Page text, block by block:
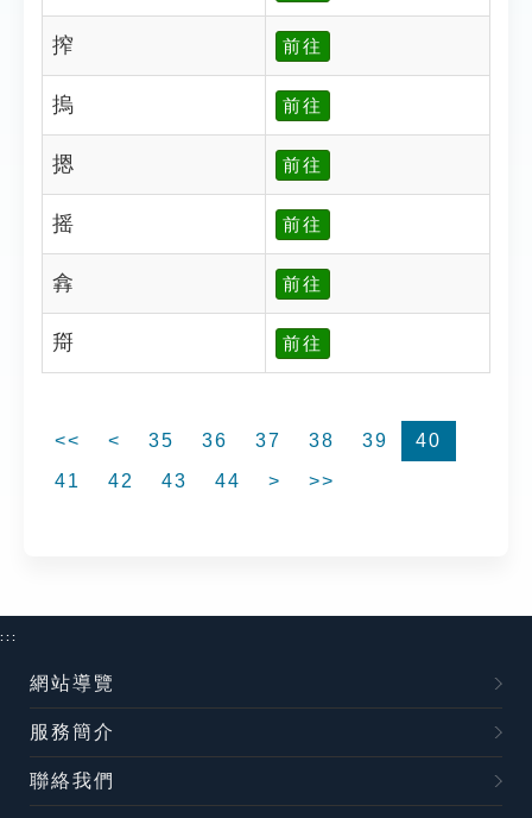
搾 前往
摀 前往
摁 前往
摇 前往
搻 前往
搿 前往
<< < 35 36 37 38 39
40
41
42 43 44 > >>
:::
網站導覽
服務簡介
聯絡我們